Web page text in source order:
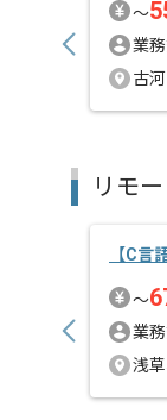
〜
業
古
リモ
【C言
〜
業
浅草